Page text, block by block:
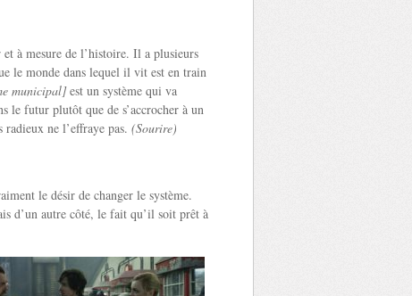
à mesure de l’histoire. Il a plusieurs
le monde dans lequel il vit est en train
municipal]est un système qui va
le futur plutôt que de s’accrocher à un
ne l’effraye pas. (Sourire)
le désir de changer le système.
d’un autre côté, le fait qu’il soit prêt à